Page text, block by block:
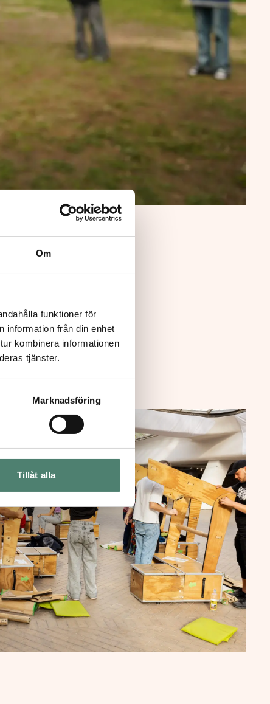
Om
funktioner för
information från din enhet
kombinera informationen
tjänster.
Marknadsföring
Tillåt alla